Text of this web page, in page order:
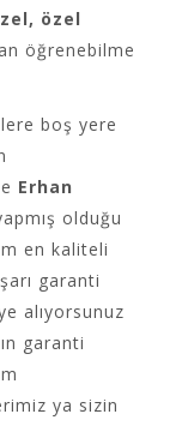
özel
öğrenebilme
boş yere
Erhan
olduğu
en kaliteli
garanti
alıyorsunuz
garanti
ya sizin